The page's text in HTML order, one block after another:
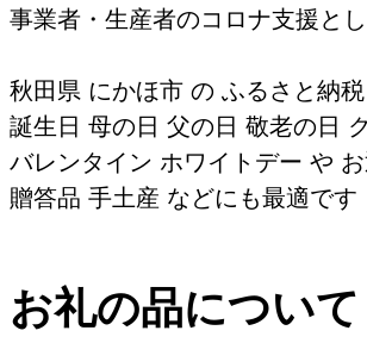
事業者・生産者のコロナ支援と
秋田県 にかほ市 の ふるさと納
誕生日 母の日 父の日 敬老の日
バレンタイン ホワイトデー や
贈答品 手土産 などにも最適です
お礼の品について